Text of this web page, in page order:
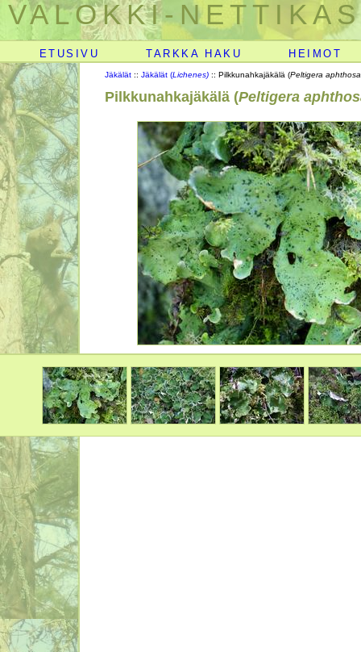
VALOKKI-
ETUSIVU TARKKA HAKU HEIMOT
Jäkälät :: Jäkälät (Lichenes) :: Pilkkunahkajäkälä (Peltigera aphthosa
Pilkkunahkajäkälä (Peltigera